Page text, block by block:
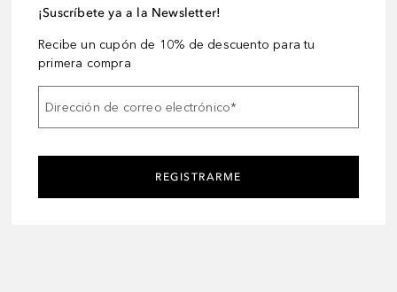
¡Suscríbete ya a la Newsletter!
Recibe un cupón de 10% de descuento para tu
primera compra
Dirección de correo electrónico*
REGISTRARME